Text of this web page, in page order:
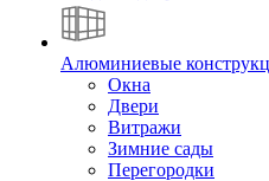
Алюминиевые
Окна
Двери
Витражи
Зимние сады
Перегородки